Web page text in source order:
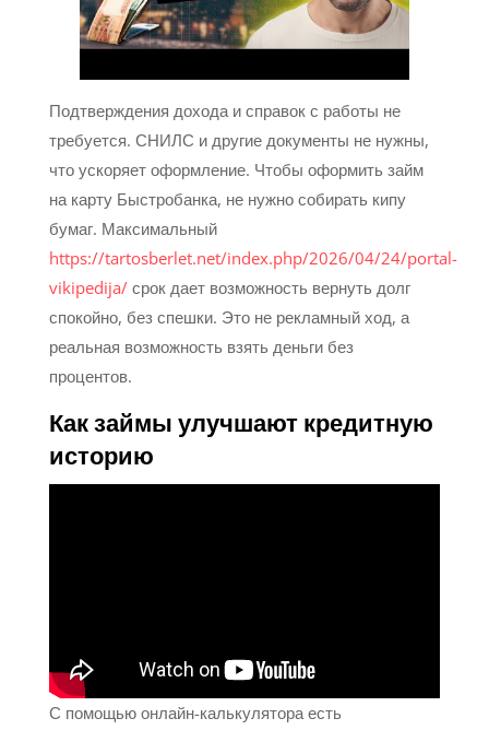
Подтверждения дохода и справок с работы не
требуется. СНИЛС и другие документы не нужны,
что ускоряет оформление. Чтобы оформить займ
на карту Быстробанка, не нужно собирать кипу
бумаг. Максимальный
https://tartosberlet.net/index.php/2026/04/24/portal-
vikipedija/срок дает возможность вернуть долг
спокойно, без спешки. Это не рекламный ход, а
реальная возможность взять деньги без
процентов.
Как займы улучшают кредитную
историю
С помощью онлайн-калькулятора есть